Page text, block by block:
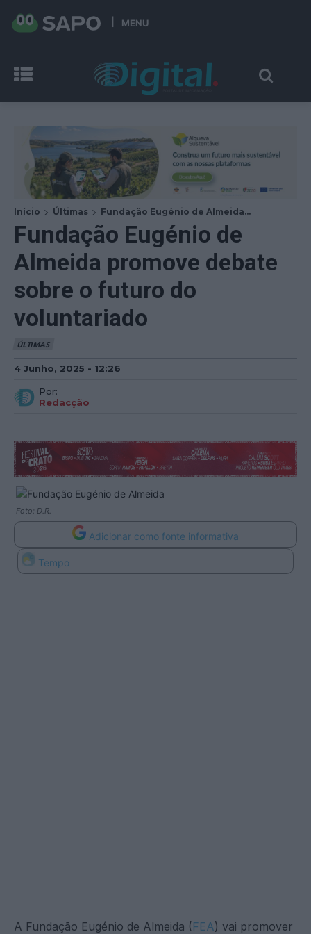
MENU
Início Últimas Fundação Eugénio de Almeida...
Fundação Eugénio de
Almeida promove debate
sobre o futuro do
voluntariado
ÚLTIMAS
4 Junho, 2025 - 12:26
Por:
Redacção
Foto: D.R.
Adicionar como fonte informativa
Tempo
A Fundação Eugénio de Almeida (FEA) vai promover